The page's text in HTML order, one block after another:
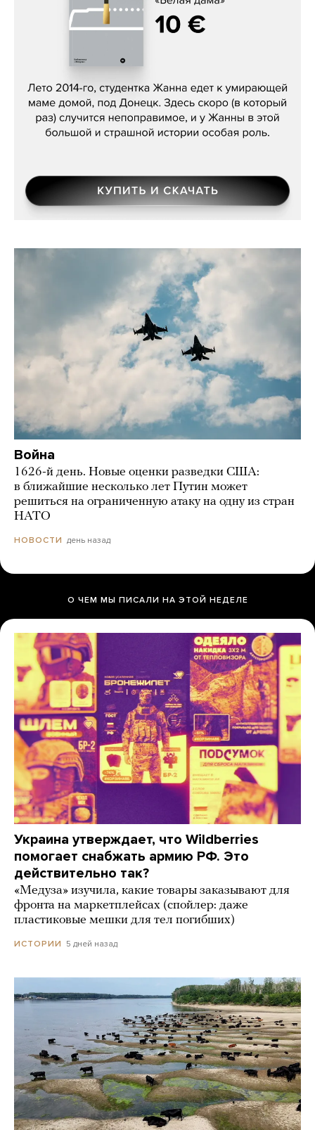
Сергей Лебедев, «Белая дама»
Война
1626-й день. Новые оценки разведки США:
в ближайшие несколько лет Путин может
решиться на ограниченную атаку на одну из стран
НАТО
НОВОСТИ день назад
О ЧЕМ МЫ ПИСАЛИ НА ЭТОЙ НЕДЕЛЕ
Украина утверждает, что Wildberries
помогает снабжать армию РФ. Это
действительно так?
«Медуза» изучила, какие товары заказывают для
фронта на маркетплейсах (спойлер: даже
пластиковые мешки для тел погибших)
ИСТОРИИ 5 дней назад